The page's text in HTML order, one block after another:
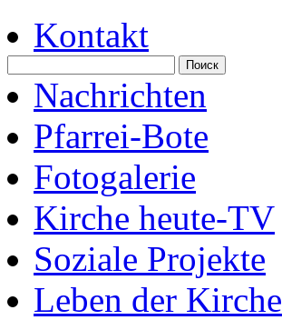
Kontakt
Nachrichten
Pfarrei-Bote
Fotogalerie
Kirche heute-TV
Soziale Projekte
Leben der Kirche